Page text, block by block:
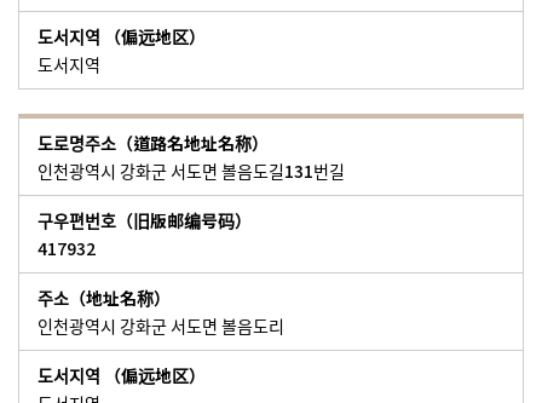
도서지역
인천광역시 강화군 서도면 볼음도길131번길
417932
인천광역시 강화군 서도면 볼음도리